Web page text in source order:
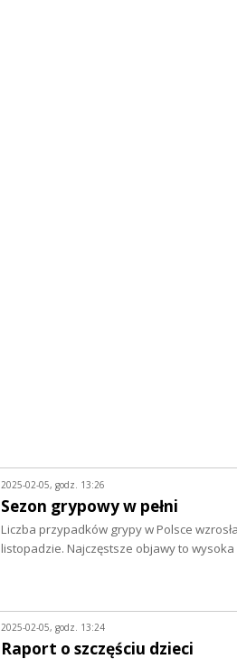
2025-02-05, godz. 13:26
Sezon grypowy w pełni
Liczba przypadków grypy w Polsce
listopadzie. Najczęstsze objawy to
2025-02-05, godz. 13:24
Raport o szczęściu dzieci